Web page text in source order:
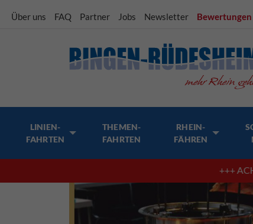
Über uns FAQ Partner Jobs Newsletter Bewertungen
LINIEN-
FAHRTEN
THEMEN-
FAHRTEN
RHEIN-
FÄHREN
+++